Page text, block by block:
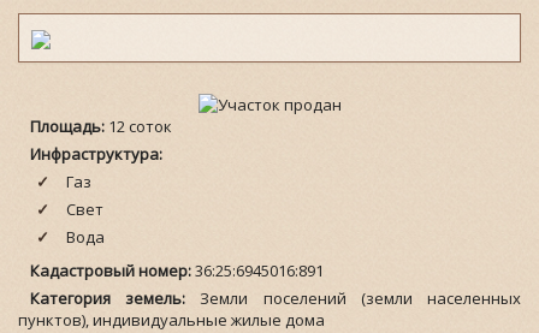
Площадь: 12 соток
Инфраструктура:
Газ
Свет
Вода
Кадастровый номер:36:25:6945016:891
Категория земель: Земли поселений (земли населенных
пунктов), индивидуальные жилые дома